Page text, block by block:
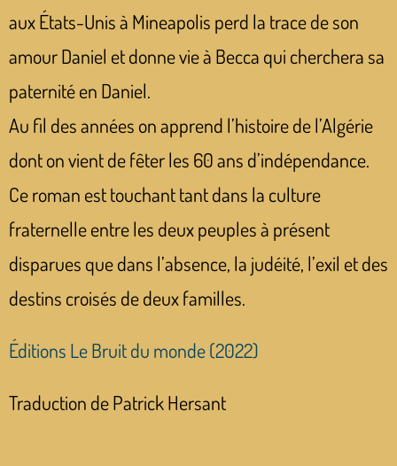
aux États-Unis à Mineapolis perd la trace de son
amour Daniel et donne vie à Becca qui cherchera sa
paternité en Daniel.
Au fil des années on apprend l’histoire de l’Algérie
dont on vient de fêter les 60 ans d’indépendance.
Ce roman est touchant tant dans la culture
fraternelle entre les deux peuples à présent
disparues que dans l’absence, la judéité, l’exil et des
destins croisés de deux familles.
Éditions Le Bruit du monde (2022)
Traduction de Patrick Hersant